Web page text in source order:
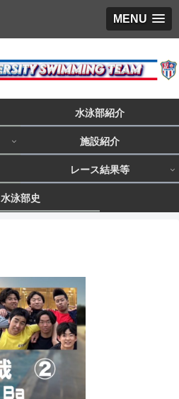
MENU
水泳部紹介
施設紹介
レース結果等
水泳部史